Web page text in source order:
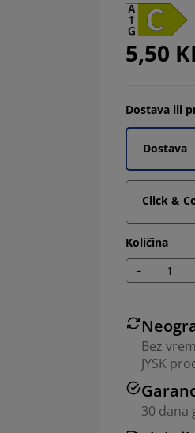
5,50
Dostava ili
Dostava
Click &
Količina
-
Bez
JYSK
30 dana
33.33333333333333%